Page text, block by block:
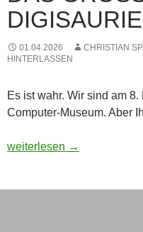
01.04.2026 CHRISTIAN
HINTERLASSEN
Es ist wahr. Wir sind am
Computer-Museum. Aber
Das große Digisaurier
weiterlesen →